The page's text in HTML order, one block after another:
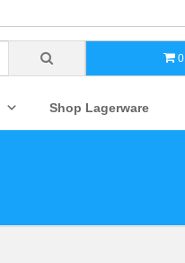
Shop Lagerware